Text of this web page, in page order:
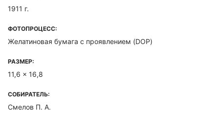
1911 г.
ФОТОПРОЦЕСС:
Желатиновая бумага с проявлением (DOP)
РАЗМЕР:
11,6 x 16,8
СОБИРАТЕЛЬ:
Смелов П. А.